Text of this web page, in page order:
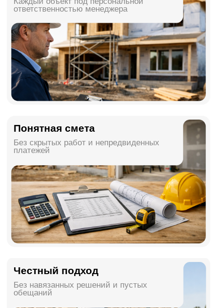
Акции
Выгодные предложения для ремонта
прямо сейчас
Подробнее
Скидка 20% на
ремонт
результата
-20%
Прозрачная смета
и честные цены
Анализ текущего
состояния и
используемых
Гарантия 2 года
по договору
Хит
Дизайн-проект в
подарок
Каждому заключившему договор на